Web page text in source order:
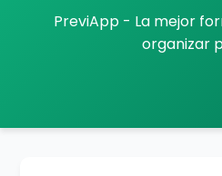
PreviApp - La mejor
organizar